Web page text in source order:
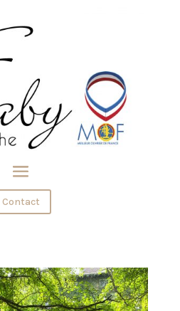
Contact